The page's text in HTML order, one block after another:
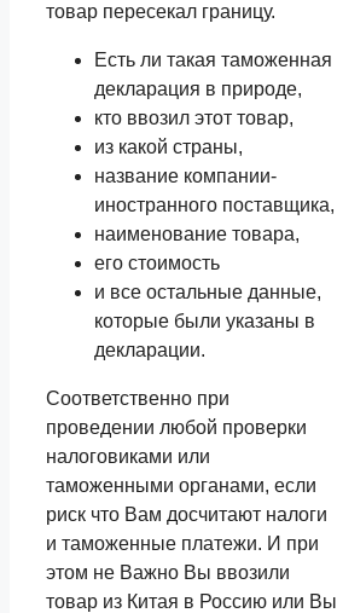
товар пересекал границу.
Есть ли такая таможенная
декларация в природе,
кто ввозил этот товар,
из какой страны,
название компании-
иностранного поставщика,
наименование товара,
его стоимость
и все остальные данные,
которые были указаны в
декларации.
Соответственно при
проведении любой проверки
налоговиками или
таможенными органами, если
риск что Вам досчитают налоги
и таможенные платежи. И при
этом не Важно Вы ввозили
товар из Китая в Россию или Вы